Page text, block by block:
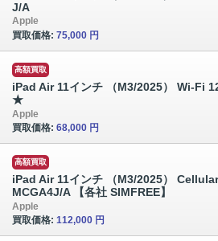
J/A
Apple
買取価格: 75,000 円
高額買取
iPad Air 11インチ （M3/2025） Wi-Fi
★
Apple
買取価格: 68,000 円
高額買取
iPad Air 11インチ （M3/2025）
MCGA4J/A 【各社 SIMFREE】
Apple
買取価格: 112,000 円